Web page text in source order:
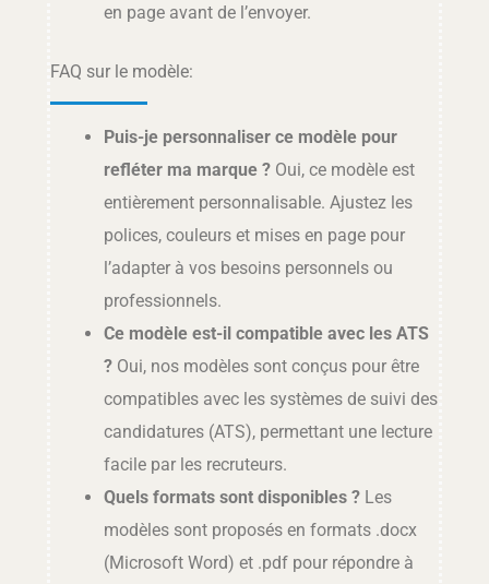
en page avant de l’envoyer.
FAQ sur le modèle:
Puis-je personnaliser ce modèle pour
refléter ma marque ?Oui, ce modèle est
entièrement personnalisable. Ajustez les
polices, couleurs et mises en page pour
l’adapter à vos besoins personnels ou
professionnels.
Ce modèle est-il compatible avec les ATS
?Oui, nos modèles sont conçus pour être
compatibles avec les systèmes de suivi des
candidatures (ATS), permettant une lecture
facile par les recruteurs.
Quels formats sont disponibles ?Les
modèles sont proposés en formats .docx
(Microsoft Word) et .pdf pour répondre à